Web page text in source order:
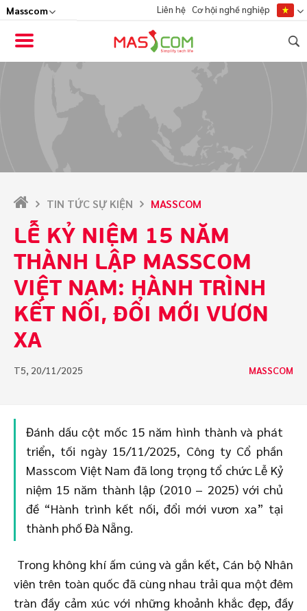
Liên hệ Cơ hội nghề nghiệp
TIN TỨC SỰ KIỆN MASSCOM
LỄ KỶ NIỆM 15 NĂM
THÀNH LẬP MASSCOM
VIỆT NAM: HÀNH TRÌNH
KẾT NỐI, ĐỔI MỚI VƯƠN
XA
MASSCOM
T5, 20/11/2025
Đánh dấu cột mốc 15 năm hình thành và phát
triển, tối ngày 15/11/2025, Công ty Cổ phần
Masscom Việt Nam đã long trọng tổ chức Lễ Kỷ
niệm 15 năm thành lập (2010 – 2025) với chủ
đề “Hành trình kết nối, đổi mới vươn xa” tại
thành phố Đà Nẵng.
Trong không khí ấm cúng và gắn kết, Cán bộ Nhân
viên trên toàn quốc đã cùng nhau trải qua một đêm
tràn đầy cảm xúc với những khoảnh khắc đẹp, đầy